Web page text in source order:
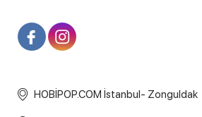
HOBİPOP.COM İstanbul- Zonguldak